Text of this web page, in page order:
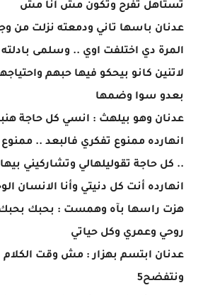
تستاهل تفرح وتكون مش أنا مش
عدنان باسها تاني ودمعته نزلت من
المرة دي اختلفت اوي .. وسلمى
لاتنين كانو بيحكو فيها حبهم
بعدو سوا وضمها
عدنان وهو بيلهث : انسي كل حاجة
انهارده ممنوع تفكري فالبعد ..
.. كل حاجة تقوليلهالي وتشاركيني
انهارده أنت كل دنيتي وأنا الانسان
هزت راسها بآه وهمست : بحبك بحبك
روحي وعمري وكل حياتي
عدنان ابتسم بهزار : مش وقت
ونتفضح5